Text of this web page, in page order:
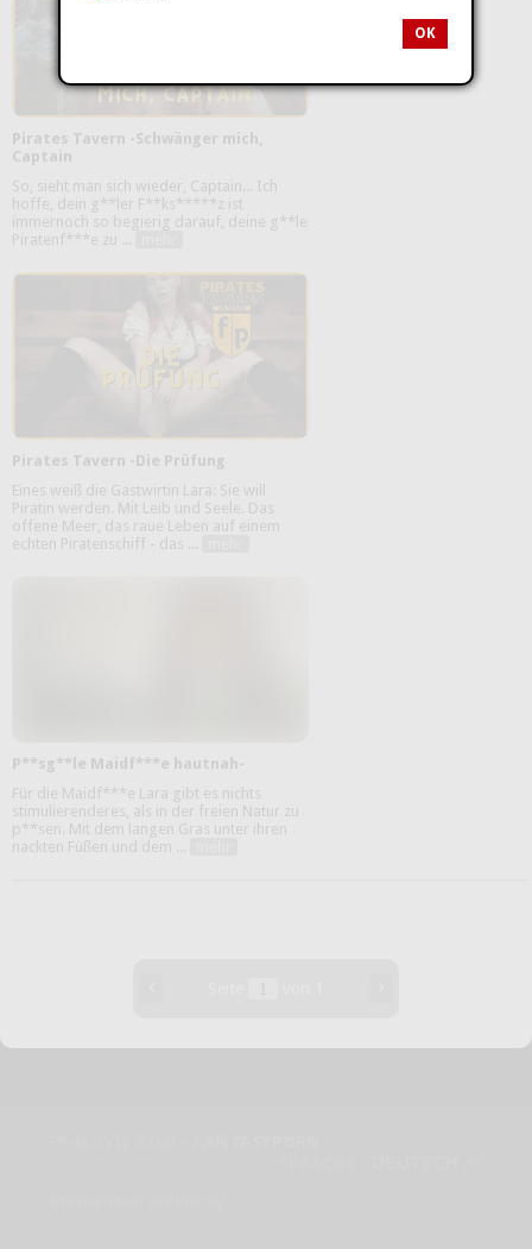
OK
Pirates Tavern -Schwänger mich,
Captain
So, sieht man sich wieder, Captain... Ich
hoffe, dein g**ler F**ks*****z ist
immernoch so begierig darauf, deine g**le
Piratenf***e zu ...
Pirates Tavern -Die Prüfung
Eines weiß die Gastwirtin Lara: Sie will
Piratin werden. Mit Leib und Seele. Das
offene Meer, das raue Leben auf einem
echten Piratenschiff - das ...
P**sg**le Maidf***e hautnah-
Für die Maidf***e Lara gibt es nichts
stimulierenderes, als in der freien Natur zu
p**sen. Mit dem langen Gras unter ihren
nackten Füßen und dem ...